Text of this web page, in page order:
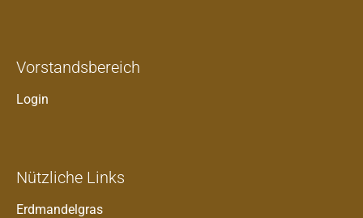
Vorstandsbereich
Login
Nützliche Links
Erdmandelgras